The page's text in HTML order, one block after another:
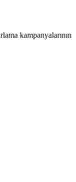
kampanyalarının